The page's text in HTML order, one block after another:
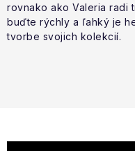
Vrátenie a výmena
Moja objednávka
rovnako ako Valeria radi
buďte rýchly a ľahký je
tvorbe svojich kolekcií.